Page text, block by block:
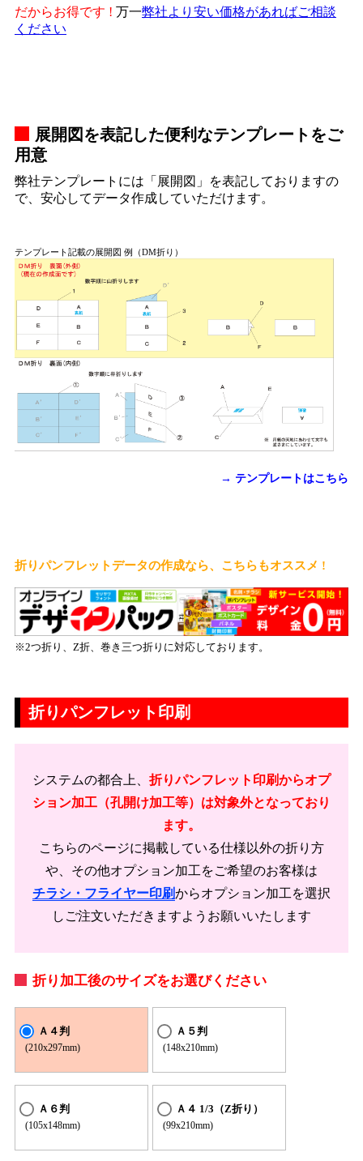
だからお得です ! 万一弊社より安い価格があればご相談
ください
展開図を表記した便利なテンプレートをご
用意
弊社テンプレートには「展開図」を表記しておりますの
で、安心してデータ作成していただけます。
テンプレート記載の展開図 例（DM折り）
→ テンプレートはこちら
折りパンフレットデータの作成なら、こちらもオススメ !
※2つ折り、Z折、巻き三つ折りに対応しております。
折りパンフレット印刷
システムの都合上、 折りパンフレット印刷からオプ
ション加工（孔開け加工等）は対象外となっており
ます。
こちらのページに掲載している仕様以外の折り方
や、その他オプション加工をご希望のお客様は
チラシ・フライヤー印刷からオプション加工を選択
しご注文いただきますようお願いいたします
折り加工後のサイズをお選びください
Ａ４判
(210x297mm)
Ａ５判
(148x210mm)
Ａ６判
(105x148mm)
Ａ４ 1/3（Z折り）
(99x210mm)